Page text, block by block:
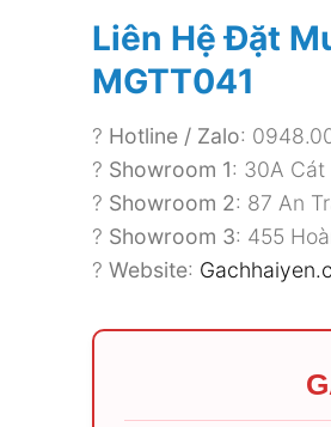
Liên Hệ Đặt
MGTT041
? Hotline / Zalo:
? Showroom 1: 30A
? Showroom 2: 87 An
? Showroom 3: 455
? Website: